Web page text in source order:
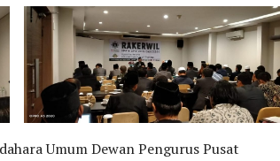
Umum Dewan Pengurus Pusat